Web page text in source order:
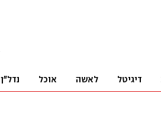
דיגיטל לאשה אוכל נדל"ן